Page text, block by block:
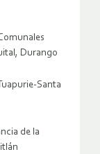
Durango
Santa
de la